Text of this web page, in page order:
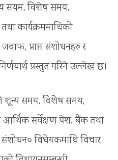
सयम, विशेष समय,
तथा कार्यक्रममाथिको
प्राप्त संशोधनहरु र
प्रस्तुत गरिने उल्लेख छ।
शून्य समय, विशेष समय,
सर्वेक्षण पेश, बैंक तथा
संशोधन० विधेयकमाथि विचार